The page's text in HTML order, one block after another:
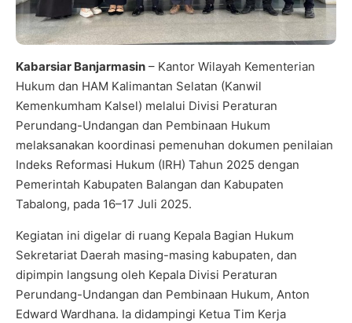
Kabarsiar Banjarmasin – Kantor Wilayah Kementerian
Hukum dan HAM Kalimantan Selatan (Kanwil
Kemenkumham Kalsel) melalui Divisi Peraturan
Perundang-Undangan dan Pembinaan Hukum
melaksanakan koordinasi pemenuhan dokumen penilaian
Indeks Reformasi Hukum (IRH) Tahun 2025 dengan
Pemerintah Kabupaten Balangan dan Kabupaten
Tabalong, pada 16–17 Juli 2025.
Kegiatan ini digelar di ruang Kepala Bagian Hukum
Sekretariat Daerah masing-masing kabupaten, dan
dipimpin langsung oleh Kepala Divisi Peraturan
Perundang-Undangan dan Pembinaan Hukum, Anton
Edward Wardhana. Ia didampingi Ketua Tim Kerja